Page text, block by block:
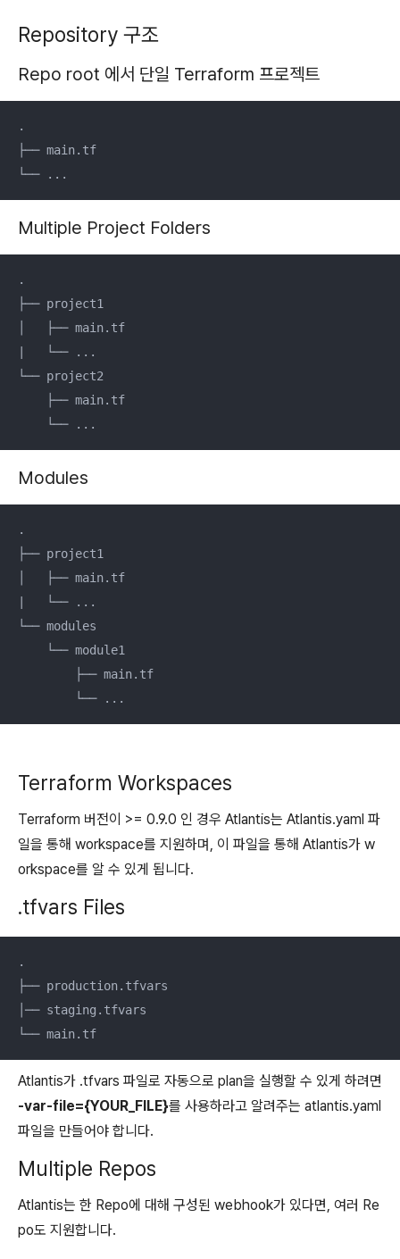
Repository 구조
Repo root 에서 단일 Terraform 프로젝트
.
├── main.tf
└── ...
Multiple Project Folders
.
├── project1
│   ├── main.tf
|   └── ...
└── project2
├── main.tf
    └── ...
Modules
.
├── project1
│   ├── main.tf
|   └── ...
└── modules
└── module1
├── main.tf
        └── ...
Terraform Workspaces
Terraform 버전이 >= 0.9.0 인 경우 Atlantis는 Atlantis.yaml 파
일을 통해 workspace를 지원하며, 이 파일을 통해 Atlantis가 w
orkspace를 알 수 있게 됩니다.
.tfvars Files
.
├── production.tfvars
│── staging.tfvars
└── main.tf
Atlantis가 .tfvars 파일로 자동으로 plan을 실행할 수 있게 하려면
-var-file={YOUR_FILE}를 사용하라고 알려주는 atlantis.yaml
파일을 만들어야 합니다.
Multiple Repos
Atlantis는 한 Repo에 대해 구성된 webhook가 있다면, 여러 Re
po도 지원합니다.